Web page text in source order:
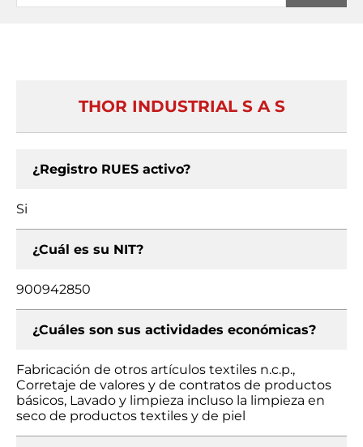
THOR INDUSTRIAL S A S
¿Registro RUES activo?
Si
¿Cuál es su NIT?
900942850
¿Cuáles son sus actividades económicas?
Fabricación de otros artículos textiles n.c.p.,
Corretaje de valores y de contratos de productos
básicos, Lavado y limpieza incluso la limpieza en
seco de productos textiles y de piel